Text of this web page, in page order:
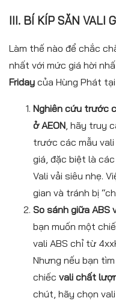
III. BÍ KÍP SĂN VALI
Làm thế nào để chắc
nhất với mức giá hời
Friday của Hùng Phát tại
Nghiên cứu trước
ở AEON, hãy truy
trước các mẫu
giá, đặc biệt là các
Vali vải siêu nhẹ.
gian và tránh bị
So sánh giữa ABS
bạn muốn một
vali ABS chỉ từ
Nhưng nếu bạn
chiếc vali chất
chút, hãy chọn